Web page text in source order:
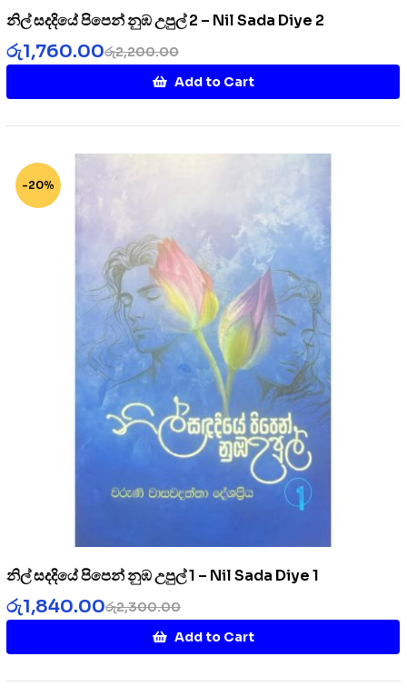
නිල් සදදියේ පිපෙන් නුඹ උපුල් 2 – Nil Sada Diye 2
රු2,200.00
රු1,760.00
Add to Cart
-20%
නිල් සදදියේ පිපෙන් නුඹ උපුල් 1 – Nil Sada Diye 1
රු2,300.00
රු1,840.00
Add to Cart